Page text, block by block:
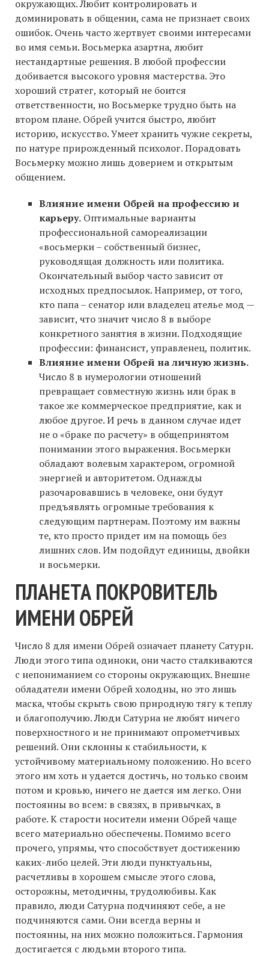
окружающих. Любит контролировать и
доминировать в общении, сама не признает своих
ошибок. Очень часто жертвует своими интересами
во имя семьи. Восьмерка азартна, любит
нестандартные решения. В любой профессии
добивается высокого уровня мастерства. Это
хороший стратег, который не боится
ответственности, но Восьмерке трудно быть на
втором плане. Обрей учится быстро, любит
историю, искусство. Умеет хранить чужие секреты,
по натуре прирожденный психолог. Порадовать
Восьмерку можно лишь доверием и открытым
общением.
Влияние имени Обрей на профессию и
карьеру. Оптимальные варианты
профессиональной самореализации
«восьмерки – собственный бизнес,
руководящая должность или политика.
Окончательный выбор часто зависит от
исходных предпосылок. Например, от того,
кто папа – сенатор или владелец ателье мод —
зависит, что значит число 8 в выборе
конкретного занятия в жизни. Подходящие
профессии: финансист, управленец, политик.
Влияние имени Обрей на личную жизнь.
Число 8 в нумерологии отношений
превращает совместную жизнь или брак в
такое же коммерческое предприятие, как и
любое другое. И речь в данном случае идет
не о «браке по расчету» в общепринятом
понимании этого выражения. Восьмерки
обладают волевым характером, огромной
энергией и авторитетом. Однажды
разочаровавшись в человеке, они будут
предъявлять огромные требования к
следующим партнерам. Поэтому им важны
те, кто просто придет им на помощь без
лишних слов. Им подойдут единицы, двойки
и восьмерки.
ПЛАНЕТА ПОКРОВИТЕЛЬ
ИМЕНИ ОБРЕЙ
Число 8 для имени Обрей означает планету Сатурн.
Люди этого типа одиноки, они часто сталкиваются
с непониманием со стороны окружающих. Внешне
обладатели имени Обрей холодны, но это лишь
маска, чтобы скрыть свою природную тягу к теплу
и благополучию. Люди Сатурна не любят ничего
поверхностного и не принимают опрометчивых
решений. Они склонны к стабильности, к
устойчивому материальному положению. Но всего
этого им хоть и удается достичь, но только своим
потом и кровью, ничего не дается им легко. Они
постоянны во всем: в связях, в привычках, в
работе. К старости носители имени Обрей чаще
всего материально обеспечены. Помимо всего
прочего, упрямы, что способствует достижению
каких-либо целей. Эти люди пунктуальны,
расчетливы в хорошем смысле этого слова,
осторожны, методичны, трудолюбивы. Как
правило, люди Сатурна подчиняют себе, а не
подчиняются сами. Они всегда верны и
постоянны, на них можно положиться. Гармония
достигается с людьми второго типа.